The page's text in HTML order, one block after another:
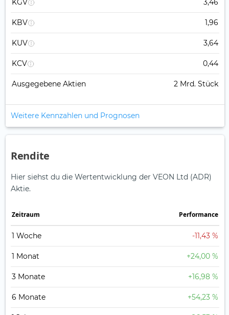
KGV 3,46
KBV 1,96
KUV 3,64
KCV 0,44
Ausgegebene Aktien 2 Mrd. Stück
Weitere Kennzahlen und Prognosen
Rendite
Hier siehst du die Wertentwicklung der VEON Ltd (ADR)
Aktie.
Zeitraum Perfor­mance
1 Woche -11,43 %
1 Monat +24,00 %
3 Monate +16,98 %
6 Monate +54,23 %